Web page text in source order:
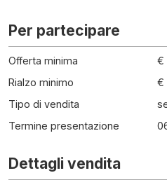
Per partecipare
Offerta minima
€
Rialzo minimo
€
Tipo di vendita
Termine presentazione
Dettagli vendita